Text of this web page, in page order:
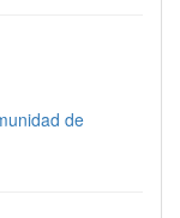
de